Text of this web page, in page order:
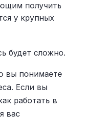
получить
у крупных
будет сложно.
вы понимаете
Если вы
работать в
вас